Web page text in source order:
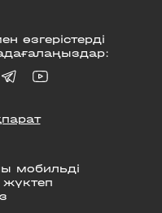
мобильді
өзгерістерді